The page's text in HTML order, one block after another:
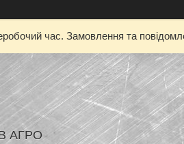
час. Замовлення та
АГРО